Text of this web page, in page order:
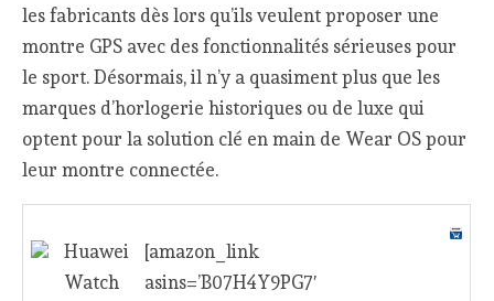
les fabricants dès lors qu’ils veulent proposer une
montre GPS avec des fonctionnalités sérieuses pour
le sport. Désormais, il n’y a quasiment plus que les
marques d’horlogerie historiques ou de luxe qui
optent pour la solution clé en main de Wear OS pour
leur montre connectée.
Huawei
Watch
[amazon_link
asins=’B07H4Y9PG7′